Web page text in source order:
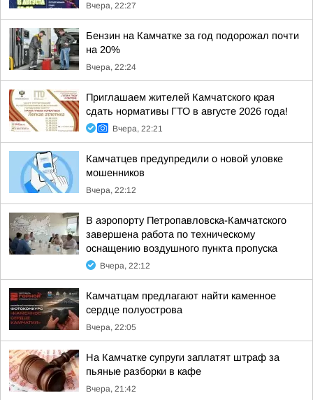
Вчера, 22:27
Бензин на Камчатке за год подорожал почти
на 20%
Вчера, 22:24
Приглашаем жителей Камчатского края
сдать нормативы ГТО в августе 2026 года!
Вчера, 22:21
Камчатцев предупредили о новой уловке
мошенников
Вчера, 22:12
В аэропорту Петропавловска-Камчатского
завершена работа по техническому
оснащению воздушного пункта пропуска
Вчера, 22:12
Камчатцам предлагают найти каменное
сердце полуострова
Вчера, 22:05
На Камчатке супруги заплатят штраф за
пьяные разборки в кафе
Вчера, 21:42